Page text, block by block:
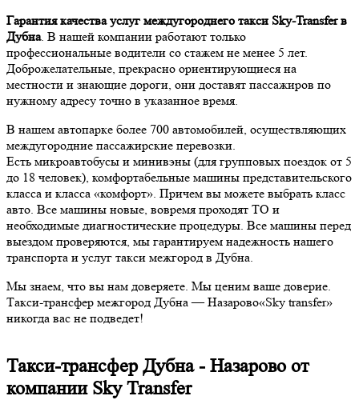
Гарантия качества услуг междугороднего такси Sky-Transfer в
Дубна. В нашей компании работают только
профессиональные водители со стажем не менее 5 лет.
Доброжелательные, прекрасно ориентирующиеся на
местности и знающие дороги, они доставят пассажиров по
нужному адресу точно в указанное время.
В нашем автопарке более 700 автомобилей, осуществляющих
междугородние пассажирские перевозки.
Есть микроавтобусы и минивэны (для групповых поездок от 5
до 18 человек), комфортабельные машины представительского
класса и класса «комфорт». Причем вы можете выбрать класс
авто. Все машины новые, вовремя проходят ТО и
необходимые диагностические процедуры. Все машины перед
выездом проверяются, мы гарантируем надежность нашего
транспорта и услуг такси межгород в Дубна.
Мы знаем, что вы нам доверяете. Мы ценим ваше доверие.
Такси-трансфер межгород Дубна — Назарово«Sky transfer»
никогда вас не подведет!
Такси-трансфер Дубна - Назарово от
компании Sky Transfer